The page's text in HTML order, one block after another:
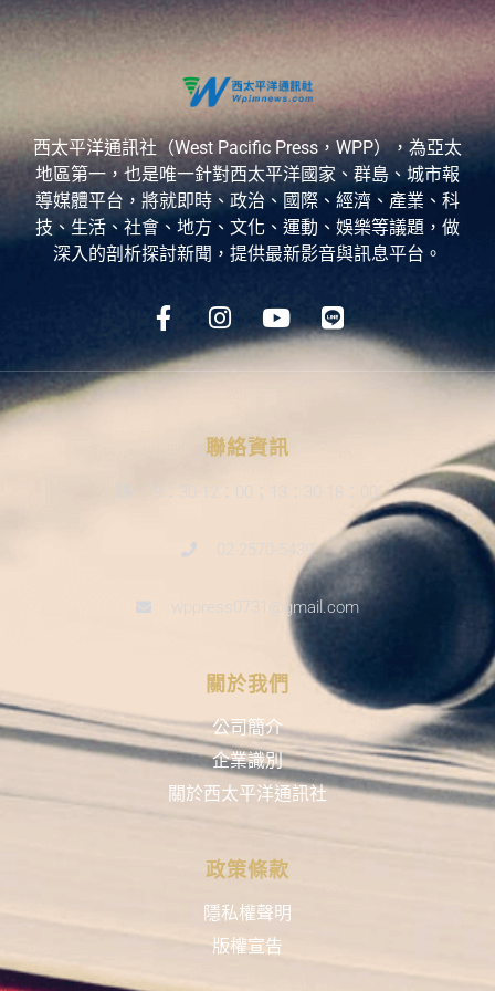
西太平洋通訊社（West Pacific Press，WPP），為亞太
地區第一，也是唯一針對西太平洋國家、群島、城市報
導媒體平台，將就即時、政治、國際、經濟、產業、科
技、生活、社會、地方、文化、運動、娛樂等議題，做
深入的剖析探討新聞，提供最新影音與訊息平台。
聯絡資訊
9：30-12：00；13：30-18：00
02-2570-5439
wppress0731@gmail.com
關於我們
公司簡介
企業識別
關於西太平洋通訊社
政策條款
隱私權聲明
版權宣告